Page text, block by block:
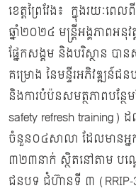
ខេត្តព្រៃវែង៖ ក្នុងរយៈពេ
ឆ្នាំ២០២៤ មន្រ្ដីអង្គភាពអ
ផ្នែកសង្គម និងបរិស្ថាន បា
គម្រោង នៃមន្ទីរអភិវឌ្ឍន៍ជន
និង​ការបំប៉ន​សមត្ថភាពបន្ថែ
safety refresh
ចំនួន០៤សាលា ដែលមាន
៣២៣នាក់ ស្ថិតនៅតាម បណ្ត
ជនបទ ជំហ៊ានទី ៣ (RRIP-3)